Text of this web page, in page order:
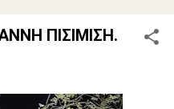
ΠΙΣΙΜΙΣΗ.